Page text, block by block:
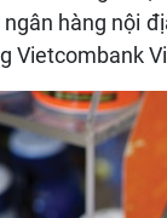
hàng nội
Vietcombank